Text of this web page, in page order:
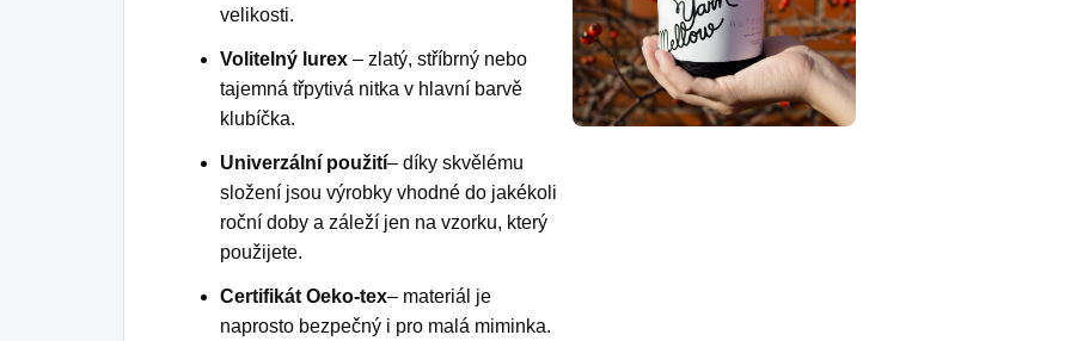
velikosti.
Volitelný lurex – zlatý, stříbrný nebo
tajemná třpytivá nitka v hlavní barvě
klubíčka.
Univerzální použití– díky skvělému
složení jsou výrobky vhodné do jakékoli
roční doby a záleží jen na vzorku, který
použijete.
Certifikát Oeko-tex– materiál je
naprosto bezpečný i pro malá miminka.